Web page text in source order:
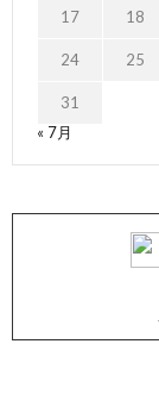
17 18
24 25
31
« 7月